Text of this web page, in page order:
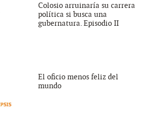
Colosio arruinaría su carrera
política si busca una
gubernatura. Episodio II
El oficio menos feliz del
mundo